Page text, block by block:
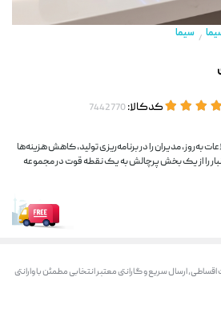
/ سیما
کدکالا:
به‌روز، مدیران را در برنامه‌ریزی تولید، کاهش هزینه‌ها
را از یک بخش پرچالش به یک نقطه قوت در مجموعه
ارسال سریع و گارانتی معتبر انتخابی مطمئن با وارانتی